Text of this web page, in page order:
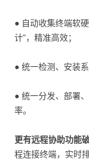
● 自动收集终端软
计”，精准高效；
● 统一检测、安装
● 统一分发、部署
率。
更有远程协助功能
程连接终端，实时